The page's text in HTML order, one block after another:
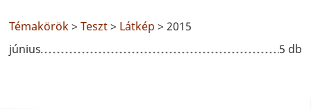
Témakörök>Teszt> Látkép > 2015
június
5 db